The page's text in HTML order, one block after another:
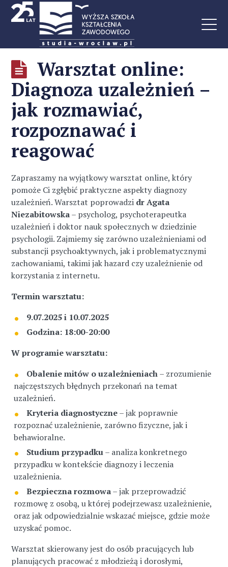
Warsztat online:
Diagnoza uzależnień –
jak rozmawiać,
rozpoznawać i
reagować
Zapraszamy na wyjątkowy warsztat online, który
pomoże Ci zgłębić praktyczne aspekty diagnozy
uzależnień. Warsztat poprowadzi dr Agata
Niezabitowska– psycholog, psychoterapeutka
uzależnień i doktor nauk społecznych w dziedzinie
psychologii. Zajmiemy się zarówno uzależnieniami od
substancji psychoaktywnych, jak i problematycznymi
zachowaniami, takimi jak hazard czy uzależnienie od
korzystania z internetu.
Termin warsztatu:
9.07.2025 i 10.07.2025
Godzina: 18:00-20:00
W programie warsztatu:
Obalenie mitów o uzależnieniach– zrozumienie
najczęstszych błędnych przekonań na temat
uzależnień.
Kryteria diagnostyczne– jak poprawnie
rozpoznać uzależnienie, zarówno fizyczne, jak i
behawioralne.
Studium przypadku– analiza konkretnego
przypadku w kontekście diagnozy i leczenia
uzależnienia.
Bezpieczna rozmowa– jak przeprowadzić
rozmowę z osobą, u której podejrzewasz uzależnienie,
oraz jak odpowiedzialnie wskazać miejsce, gdzie może
uzyskać pomoc.
Warsztat skierowany jest do osób pracujących lub
planujących pracować z młodzieżą i dorosłymi,